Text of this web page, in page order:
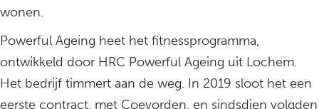
wonen.
Powerful Ageing heet het fitnessprogramma,
ontwikkeld door HRC Powerful Ageing uit Lochem.
Het bedrijf timmert aan de weg. In 2019 sloot het een
eerste contract, met Coevorden, en sindsdien volgden